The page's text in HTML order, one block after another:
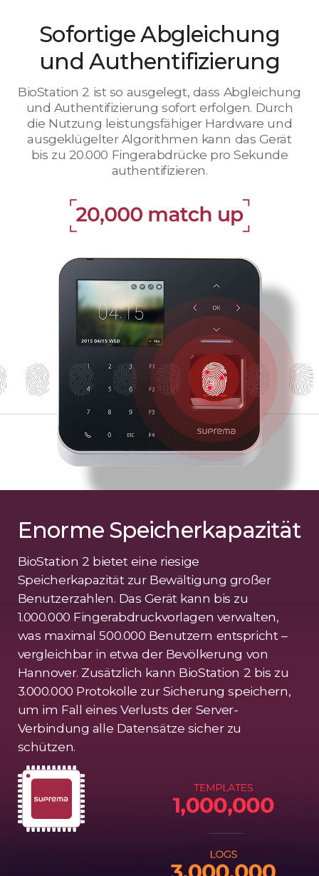
Sofortige Abgleichung
und Authentifizierung
BioStation 2 ist so ausgelegt, dass Abgleichung
und Authentifizierung sofort erfolgen. Durch
die Nutzung leistungsfähiger Hardware und
ausgeklügelter Algorithmen kann das Gerät
bis zu 20.000 Fingerabdrücke pro Sekunde
authentifizieren.
Enorme Speicherkapazität
BioStation 2 bietet eine riesige
Speicherkapazität zur Bewältigung großer
Benutzerzahlen. Das Gerät kann bis zu
1.000.000 Fingerabdruckvorlagen verwalten,
was maximal 500.000 Benutzern entspricht –
vergleichbar in etwa der Bevölkerung von
Hannover. Zusätzlich kann BioStation 2 bis zu
3.000.000 Protokolle zur Sicherung speichern,
um im Fall eines Verlusts der Server-
Verbindung alle Datensätze sicher zu
schützen.